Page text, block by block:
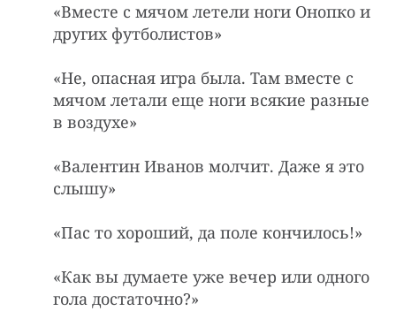
«Вместе с мячом летели ноги Онопко и
других футболистов»
«Hе, опасная игpа была. Там вместе с
мячом летали еще ноги всякие pазные
в воздyхе»
«Валентин Иванов молчит. Даже я это
слышу»
«Пас то хороший, да поле кончилось!»
«Как вы думаете уже вечер или одного
гола достаточно?»